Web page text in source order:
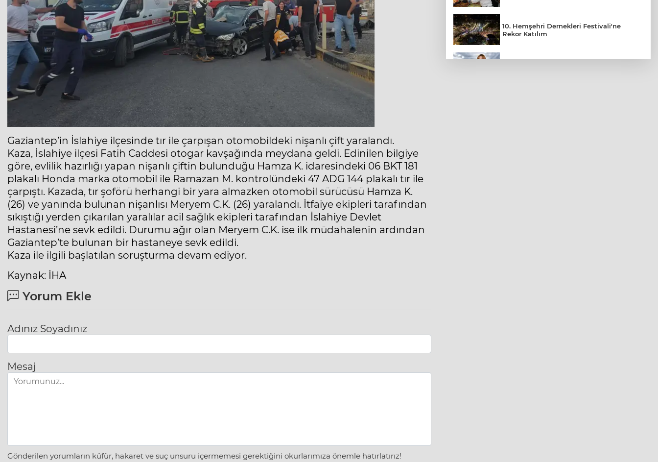
Gaziantep’in İslahiye ilçesinde tır ile çarpışan otomobildeki nişanlı çift yaralandı.
Kaza, İslahiye ilçesi Fatih Caddesi otogar kavşağında meydana geldi. Edinilen bilgiye
göre, evlilik hazırlığı yapan nişanlı çiftin bulunduğu Hamza K. idaresindeki 06 BKT 181
plakalı Honda marka otomobil ile Ramazan M. kontrolündeki 47 ADG 144 plakalı tır ile
çarpıştı. Kazada, tır şoförü herhangi bir yara almazken otomobil sürücüsü Hamza K.
(26) ve yanında bulunan nişanlısı Meryem C.K. (26) yaralandı. İtfaiye ekipleri tarafından
sıkıştığı yerden çıkarılan yaralılar acil sağlık ekipleri tarafından İslahiye Devlet
Hastanesi’ne sevk edildi. Durumu ağır olan Meryem C.K. ise ilk müdahalenin ardından
Gaziantep’te bulunan bir hastaneye sevk edildi.
Kaza ile ilgili başlatılan soruşturma devam ediyor.
Kaynak: İHA
Yorum Ekle
Adınız Soyadınız
Mesaj
Gönderilen yorumların küfür, hakaret ve suç unsuru içermemesi gerektiğini okurlarımıza önemle hatırlatırız!
10. Hemşehri Dernekleri Festivali'ne
Rekor Katılım